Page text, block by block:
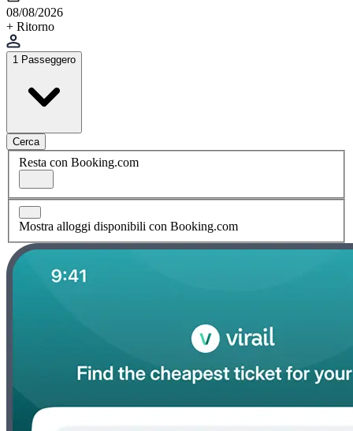
08/08/2026
+ Ritorno
1 Passeggero
Cerca
Resta con Booking.com
Mostra alloggi disponibili con Booking.com